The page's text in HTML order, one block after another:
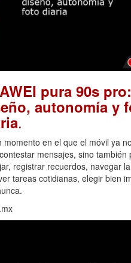
pura 90s
autonomía y
.
momento en el que el móvil ya no
mensajes, sino también
registrar recuerdos, navegar
tareas cotidianas, elegir bien